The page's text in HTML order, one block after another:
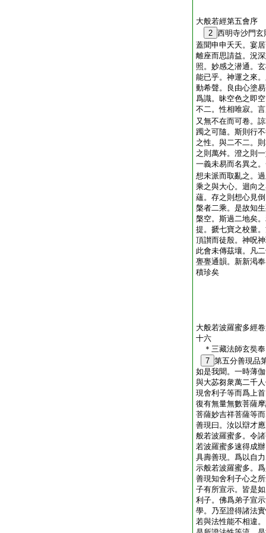
大般若經第五會序
2 西明寺沙門玄
蓋聞申申夭夭。宴
離座而思請益。況
照。妙感之潜通。
能已乎。神運之來
動希聲。良由心塗
爲識。昧空色之即
不二。性相唯寂。
又無不在而可卷。
躅之可隨。斯則行
之性。與二不二。
之則萬舛。澄之則
一義未易而名異之
想未派而取亂之。
乘之與大心。迴向
蘊。存之則想心見
槃者二乘。是故知
槃空。斯過二地矣
提。搋七寶之校量
頂讃而徒殷。神呪
此會未傳茲壤。凡
亹亹通韻。新新渇
積珍矣
大般若波羅蜜多經
十六
＊三藏法師玄
7 第五分善現品
如是我聞。一時薄
與大苾芻衆萬二千
現舍利子等而爲上
復有無量無數菩薩
菩薩妙吉祥菩薩等
善現曰。汝以辯才
般若波羅蜜多。令
若波羅蜜多速得成
具壽善現。爲以自
示般若波羅蜜多。
善現知舍利子心之
子有所宣示。皆是
利子。佛爲弟子宣
學。乃至證得諸法
若與法性能不相違